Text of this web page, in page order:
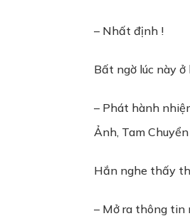
– Nhất định !
Bất ngờ lúc này
– Phát hành
Ảnh, Tam
Hắn nghe thấy
– Mở ra thông tin